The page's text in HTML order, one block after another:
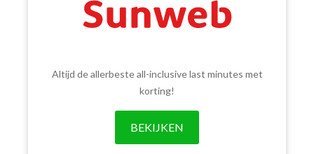
Altijd de allerbeste all-inclusive last minutes met
korting!
BEKIJKEN